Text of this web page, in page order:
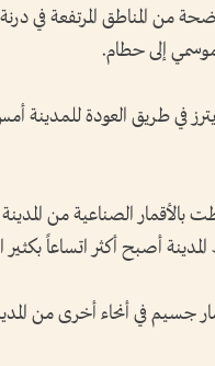
من المناطق المرتفعة في
إلى حطام.
في طريق العودة
الصناعية من
أصبح أكثر اتساعاً بكثير
في أنحاء أخرى من